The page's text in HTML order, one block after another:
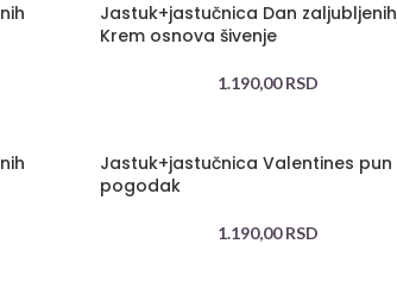
Jastuk+jastučnica Dan zaljubljenih
Krem osnova šivenje
1.190,00RSD
Jastuk+jastučnica Valentines pun
pogodak
1.190,00RSD